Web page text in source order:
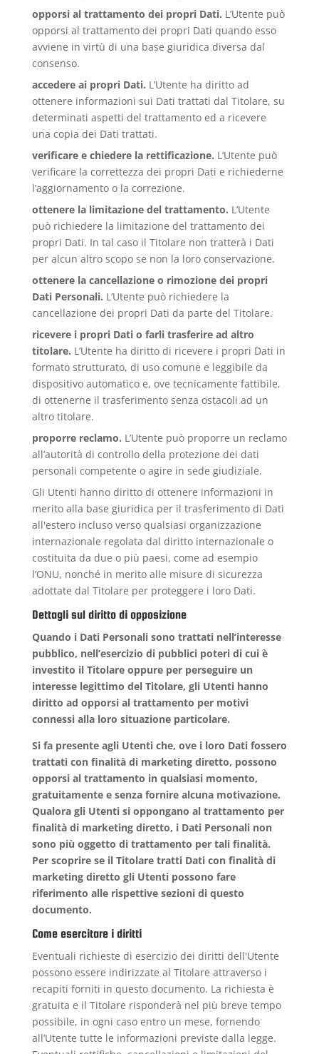
opporsi al trattamento dei propri Dati. L’Utente può
opporsi al trattamento dei propri Dati quando esso
avviene in virtù di una base giuridica diversa dal
consenso.
accedere ai propri Dati. L’Utente ha diritto ad
ottenere informazioni sui Dati trattati dal Titolare, su
determinati aspetti del trattamento ed a ricevere
una copia dei Dati trattati.
verificare e chiedere la rettificazione. L’Utente può
verificare la correttezza dei propri Dati e richiederne
l’aggiornamento o la correzione.
ottenere la limitazione del trattamento. L’Utente
può richiedere la limitazione del trattamento dei
propri Dati. In tal caso il Titolare non tratterà i Dati
per alcun altro scopo se non la loro conservazione.
ottenere la cancellazione o rimozione dei propri
Dati Personali. L’Utente può richiedere la
cancellazione dei propri Dati da parte del Titolare.
ricevere i propri Dati o farli trasferire ad altro
titolare. L’Utente ha diritto di ricevere i propri Dati in
formato strutturato, di uso comune e leggibile da
dispositivo automatico e, ove tecnicamente fattibile,
di ottenerne il trasferimento senza ostacoli ad un
altro titolare.
proporre reclamo. L’Utente può proporre un reclamo
all’autorità di controllo della protezione dei dati
personali competente o agire in sede giudiziale.
Gli Utenti hanno diritto di ottenere informazioni in
merito alla base giuridica per il trasferimento di Dati
all'estero incluso verso qualsiasi organizzazione
internazionale regolata dal diritto internazionale o
costituita da due o più paesi, come ad esempio
l’ONU, nonché in merito alle misure di sicurezza
adottate dal Titolare per proteggere i loro Dati.
Dettagli sul diritto di opposizione
Quando i Dati Personali sono trattati nell’interesse
pubblico, nell’esercizio di pubblici poteri di cui è
investito il Titolare oppure per perseguire un
interesse legittimo del Titolare, gli Utenti hanno
diritto ad opporsi al trattamento per motivi
connessi alla loro situazione particolare.
Si fa presente agli Utenti che, ove i loro Dati fossero
trattati con finalità di marketing diretto, possono
opporsi al trattamento in qualsiasi momento,
gratuitamente e senza fornire alcuna motivazione.
Qualora gli Utenti si oppongano al trattamento per
finalità di marketing diretto, i Dati Personali non
sono più oggetto di trattamento per tali finalità.
Per scoprire se il Titolare tratti Dati con finalità di
marketing diretto gli Utenti possono fare
riferimento alle rispettive sezioni di questo
documento.
Come esercitare i diritti
Eventuali richieste di esercizio dei diritti dell'Utente
possono essere indirizzate al Titolare attraverso i
recapiti forniti in questo documento. La richiesta è
gratuita e il Titolare risponderà nel più breve tempo
possibile, in ogni caso entro un mese, fornendo
all’Utente tutte le informazioni previste dalla legge.